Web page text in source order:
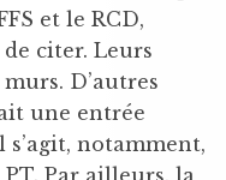
et le RCD,
citer. Leurs
D’autres
une entrée
notamment,
Par ailleurs, la